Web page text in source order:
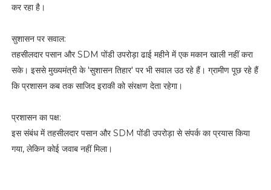
m
कर रहा है।
सुशासन पर सवाल:
तहसीलदार पसान और SDM पोंडी उपरोड़ा ढाई महीने में एक मकान खाली नहीं करा
सके। इससे मुख्यमंत्री के 'सुशासन तिहार' पर भी सवाल उठ रहे हैं। ग्रामीण पूछ रहे हैं
कि प्रशासन कब तक साजिद इराकी को संरक्षण देता रहेगा।
प्रशासन का पक्ष:
इस संबंध में तहसीलदार पसान और SDM पोंडी उपरोड़ा से संपर्क का प्रयास किया
गया, लेकिन कोई जवाब नहीं मिला।